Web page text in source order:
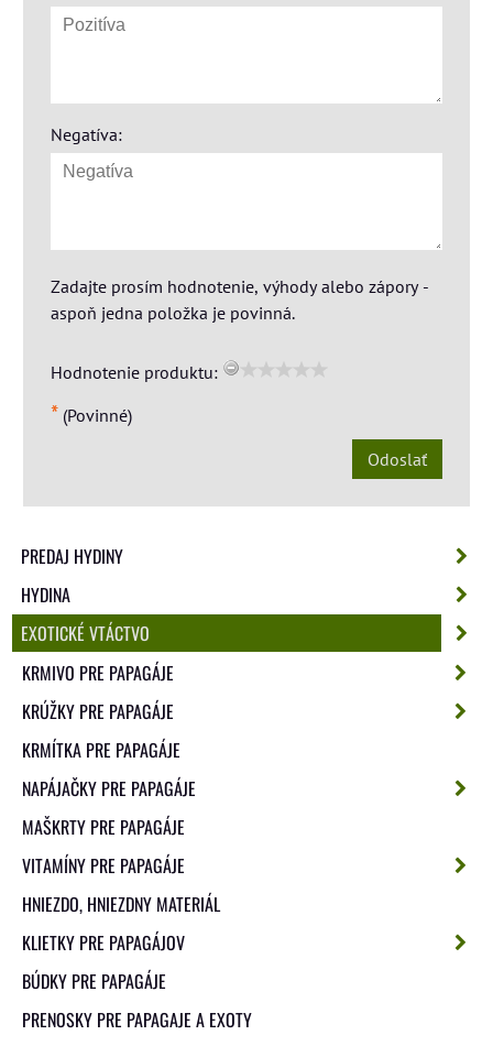
Negatíva:
Zadajte prosím hodnotenie, výhody alebo zápory -
aspoň jedna položka je povinná.
Hodnotenie produktu:
* (Povinné)
Odoslať
PREDAJ HYDINY
HYDINA
EXOTICKÉ VTÁCTVO
KRMIVO PRE PAPAGÁJE
KRÚŽKY PRE PAPAGÁJE
KRMÍTKA PRE PAPAGÁJE
NAPÁJAČKY PRE PAPAGÁJE
MAŠKRTY PRE PAPAGÁJE
VITAMÍNY PRE PAPAGÁJE
HNIEZDO, HNIEZDNY MATERIÁL
KLIETKY PRE PAPAGÁJOV
BÚDKY PRE PAPAGÁJE
PRENOSKY PRE PAPAGAJE A EXOTY